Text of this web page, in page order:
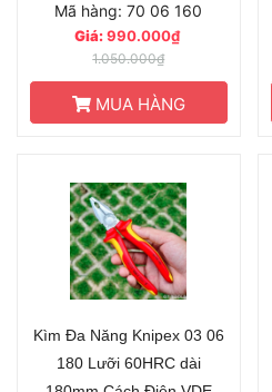
Mã hàng: 70 06 160
Giá:990.000₫
1.050.000₫
MUA HÀNG
Kìm Đa Năng Knipex 03 06
180 Lưỡi 60HRC dài